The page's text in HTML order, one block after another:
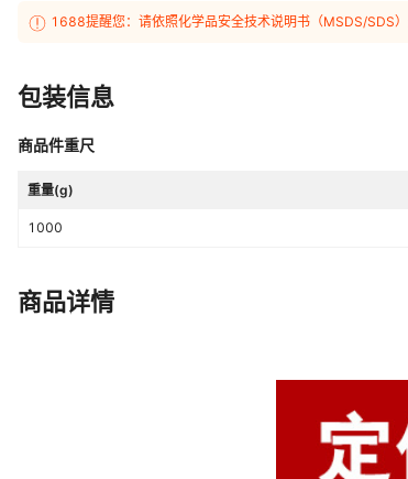
1688提醒您：请依照化学品安全技术说明书（MSDS/SDS
包装信息
商品件重尺
重量(g)
1000
商品详情